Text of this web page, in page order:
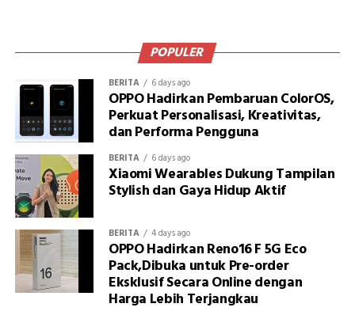
POPULER
BERITA 6 days ago
OPPO Hadirkan Pembaruan ColorOS,
Perkuat Personalisasi, Kreativitas,
dan Performa Pengguna
BERITA 6 days ago
Xiaomi Wearables Dukung Tampilan
Stylish dan Gaya Hidup Aktif
BERITA 4 days ago
OPPO Hadirkan Reno16 F 5G Eco
Pack,Dibuka untuk Pre-order
Eksklusif Secara Online dengan
Harga Lebih Terjangkau